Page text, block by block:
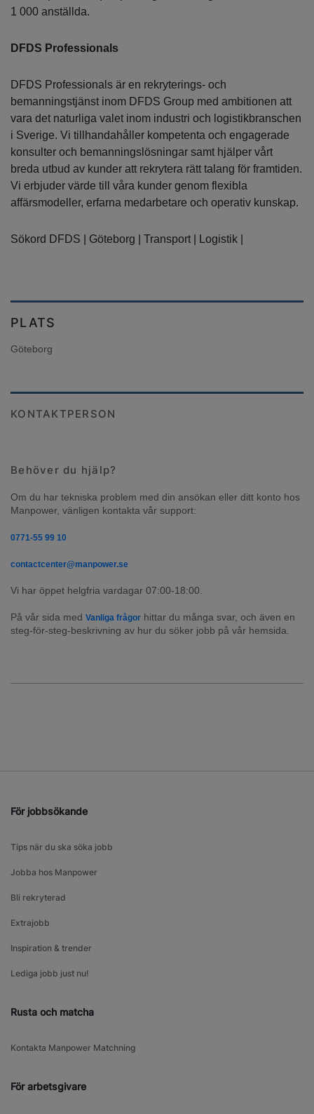
1 000 anställda.
DFDS Professionals
DFDS Professionals är en rekryterings- och
bemanningstjänst inom DFDS Group med ambitionen att
vara det naturliga valet inom industri och logistikbranschen
i Sverige. Vi tillhandahåller kompetenta och engagerade
konsulter och bemanningslösningar samt hjälper vårt
breda utbud av kunder att rekrytera rätt talang för framtiden.
Vi erbjuder värde till våra kunder genom flexibla
affärsmodeller, erfarna medarbetare och operativ kunskap.
Sökord DFDS | Göteborg | Transport | Logistik |
PLATS
Göteborg
KONTAKTPERSON
Behöver du hjälp?
Om du har tekniska problem med din ansökan eller ditt konto hos
Manpower, vänligen kontakta vår support:
0771-55 99 10
contactcenter@manpower.se
Vi har öppet helgfria vardagar 07:00-18:00.
På vår sida med Vanliga frågor hittar du många svar, och även en
steg-för-steg-beskrivning av hur du söker jobb på vår hemsida.
För jobbsökande
Tips när du ska söka jobb
Jobba hos Manpower
Bli rekryterad
Extrajobb
Inspiration & trender
Lediga jobb just nu!
Rusta och matcha
Kontakta Manpower Matchning
För arbetsgivare